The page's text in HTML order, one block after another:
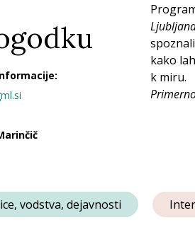
kako
k miru.
vodstva, dejavnosti